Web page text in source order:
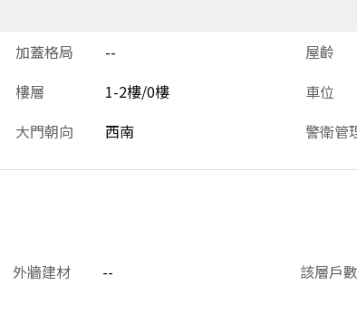
加蓋格局 -- 屋齡
樓層 1-2樓/0樓 車位
大門朝向 西南 警衛管
外牆建材 -- 該層戶數